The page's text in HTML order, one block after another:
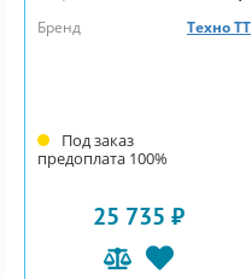
Бренд
Техно ТТ
Под заказ
предоплата 100%
25 735 ₽